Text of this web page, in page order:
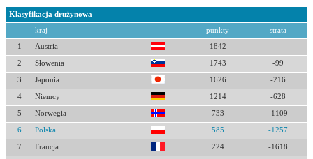
Klasyfikacja drużynowa
kraj punkty strata
1 Austria 1842
2 Słowenia 1743 -99
3 Japonia 1626 -216
4 Niemcy 1214 -628
5 Norwegia 733 -1109
6 Polska 585 -1257
7 Francja 224 -1618